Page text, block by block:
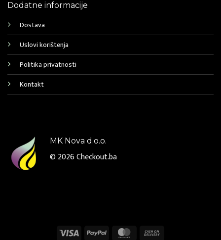
Dodatne informacije
Dostava
Uslovi korištenja
Politika privatnosti
Kontakt
MK Nova d.o.o.
© 2026Checkout.ba